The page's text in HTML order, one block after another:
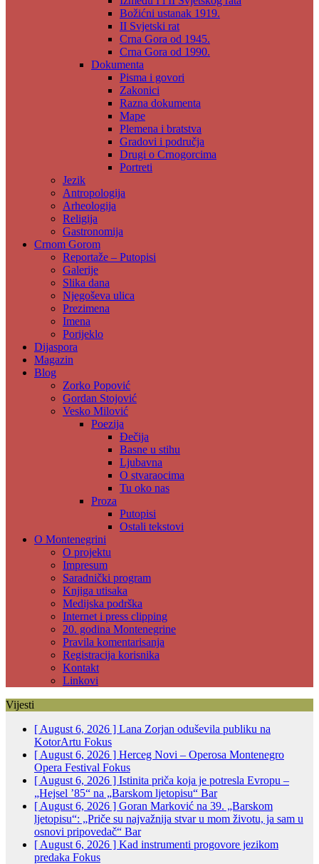
Božićni ustanak 1919.
II Svjetski rat
Crna Gora od 1945.
Crna Gora od 1990.
Dokumenta
Pisma i govori
Zakonici
Razna dokumenta
Mape
Plemena i bratstva
Gradovi i područja
Drugi o Crnogorcima
Portreti
Jezik
Antropologija
Arheologija
Religija
Gastronomija
Crnom Gorom
Reportaže – Putopisi
Galerije
Slika dana
Njegoševa ulica
Prezimena
Imena
Porijeklo
Dijaspora
Magazin
Blog
Zorko Popović
Gordan Stojović
Vesko Milović
Poezija
Đečija
Basne u stihu
Ljubavna
O stvaraocima
Tu oko nas
Proza
Putopisi
Ostali tekstovi
O Montenegrini
O projektu
Impresum
Saradnički program
Knjiga utisaka
Medijska podrška
Internet i press clipping
20. godina Montenegrine
Pravila komentarisanja
Registracija korisnika
Kontakt
Linkovi
Vijesti
[ August 6, 2026 ] Lana Zorjan oduševila publiku na
KotorArtu Fokus
[ August 6, 2026 ] Herceg Novi – Operosa Montenegro
Opera Festival Fokus
[ August 6, 2026 ] Istinita priča koja je potresla Evropu –
„Hejsel ’85“ na „Barskom ljetopisu“ Bar
[ August 6, 2026 ] Goran Marković na 39. „Barskom
ljetopisu“: „Priče su najvažnija stvar u mom životu, ja sam u
osnovi pripovedač“ Bar
[ August 6, 2026 ] Kad instrumenti progovore jezikom
predaka Fokus